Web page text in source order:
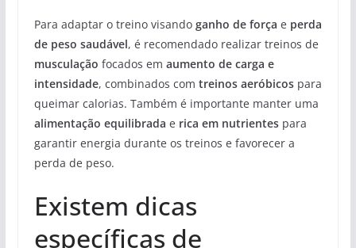
Para adaptar o treino visando ganho de força e perda
de peso saudável, é recomendado realizar treinos de
musculação focados em aumento de carga e
intensidade, combinados com treinos aeróbicospara
queimar calorias. Também é importante manter uma
alimentação equilibrada e rica em nutrientespara
garantir energia durante os treinos e favorecer a
perda de peso.
Existem dicas
específicas de